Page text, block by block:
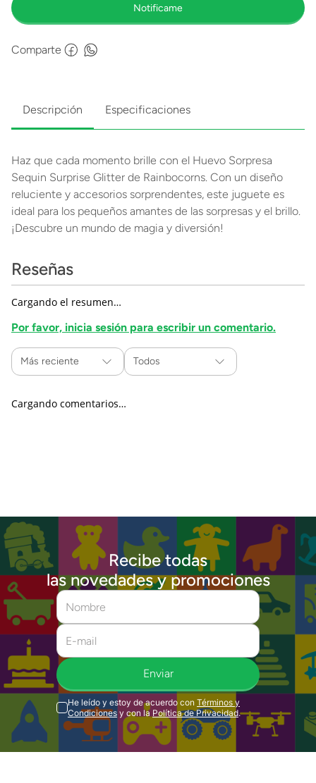
Comparte
Descripción Especificaciones
Haz que cada momento brille con el Huevo Sorpresa
Sequin Surprise Glitter de Rainbocorns. Con un diseño
reluciente y accesorios sorprendentes, este juguete es
ideal para los pequeños amantes de las sorpresas y el brillo.
¡Descubre un mundo de magia y diversión!
Reseñas
Cargando el resumen…
Por favor, inicia sesión para escribir un comentario.
Más reciente Todos
Cargando comentarios…
Recibe todas
las novedades y promociones
Enviar
He leído y estoy de acuerdo con Términos y
Condiciones y con la Política de Privacidad.